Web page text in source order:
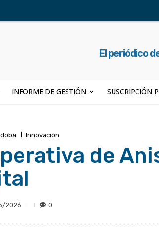
El periódico
INFORME DE GESTIÓN SUSCRIPCIÓN
Innovación
de
2026 0